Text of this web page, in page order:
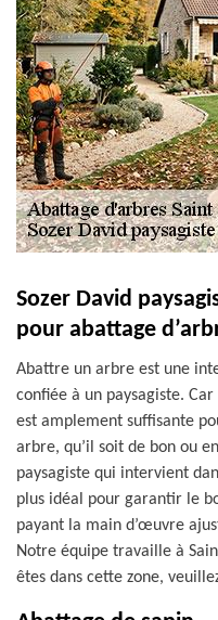
Sozer David
pour abattage
Abattre un arbre est une
confiée à un paysagiste.
est amplement suffisante
arbre, qu’il soit de bon ou
paysagiste qui intervient
plus idéal pour garantir le
payant la main d’œuvre
Notre équipe travaille à
êtes dans cette zone,